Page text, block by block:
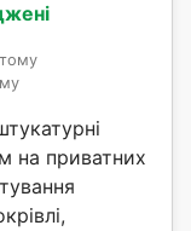
на приватних